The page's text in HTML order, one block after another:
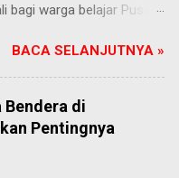
bagi warga belajar Pusat
Ahad (2/8/2026).
berbagai pilihan
pembuatan roti dan kue
yang bebas dipilih
minat masing-
BACA SELANJUTNYA »
Bendera di
Pentingnya